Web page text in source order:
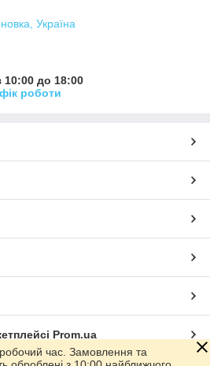
Україна
10:00 до 18:00
роботи
Prom.ua
час. Замовлення та